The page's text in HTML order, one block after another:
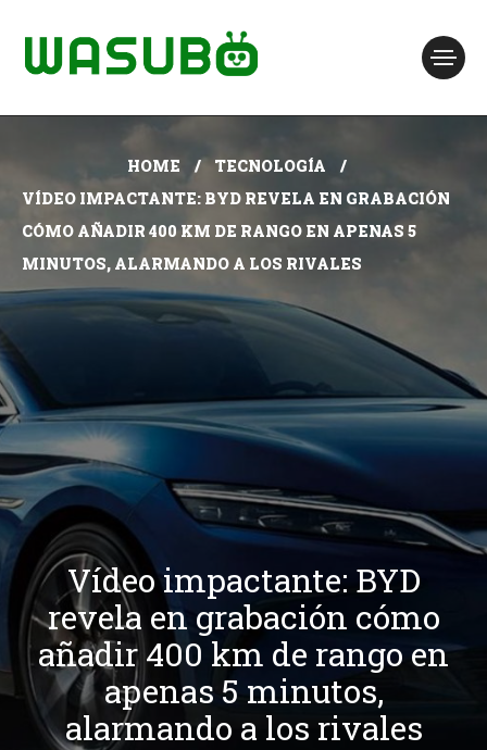
HOME
TECNOLOGÍA
VÍDEO IMPACTANTE: BYD REVELA EN GRABACIÓN
CÓMO AÑADIR 400 KM DE RANGO EN APENAS 5
MINUTOS, ALARMANDO A LOS RIVALES
Vídeo impactante: BYD
revela en grabación cómo
añadir 400 km de rango en
apenas 5 minutos,
alarmando a los rivales